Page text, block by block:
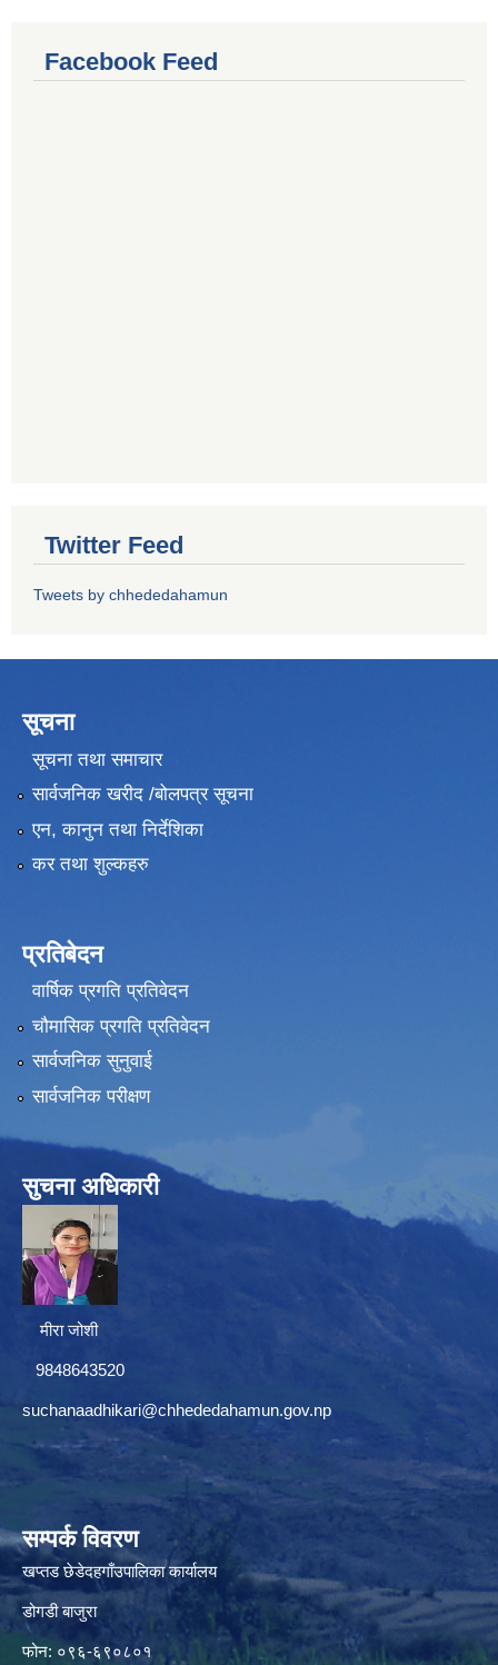
Facebook Feed
Twitter Feed
Tweets by chhededahamun
सूचना
सूचना तथा समाचार
सार्वजनिक खरीद /बोलपत्र सूचना
एन, कानुन तथा निर्देशिका
कर तथा शुल्कहरु
प्रतिबेदन
वार्षिक प्रगति प्रतिवेदन
चौमासिक प्रगति प्रतिवेदन
सार्वजनिक सुनुवाई
सार्वजनिक परीक्षण
सुचना अधिकारी
मीरा जोशी
9848643520
suchanaadhikari@chhededahamun.gov.np
सम्पर्क विवरण
खप्तड छेडेदहगाँउपालिका कार्यालय
डोगडी बाजुरा
फोन: ०९६-६९०८०१